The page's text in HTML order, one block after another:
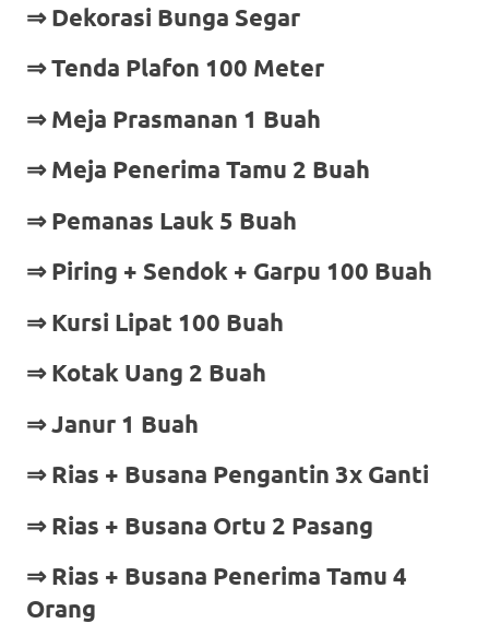
⇒ Dekorasi Bunga Segar
⇒ Tenda Plafon 100 Meter
⇒ Meja Prasmanan 1 Buah
⇒ Meja Penerima Tamu 2 Buah
⇒ Pemanas Lauk 5 Buah
⇒ Piring + Sendok + Garpu 100 Buah
⇒ Kursi Lipat 100 Buah
⇒ Kotak Uang 2 Buah
⇒ Janur 1 Buah
⇒ Rias + Busana Pengantin 3x Ganti
⇒ Rias + Busana Ortu 2 Pasang
⇒ Rias + Busana Penerima Tamu 4
Orang